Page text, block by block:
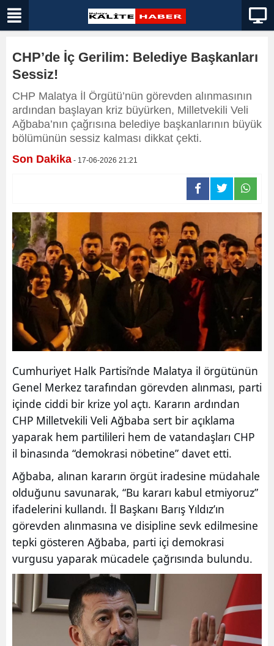
CHP’de İç Gerilim: Belediye Başkanları
Sessiz!
CHP Malatya İl Örgütü’nün görevden alınmasının
ardından başlayan kriz büyürken, Milletvekili Veli
Ağbaba’nın çağrısına belediye başkanlarının büyük
bölümünün sessiz kalması dikkat çekti.
Son Dakika - 17-06-2026 21:21
Cumhuriyet Halk Partisi’nde Malatya il örgütünün
Genel Merkez tarafından görevden alınması, parti
içinde ciddi bir krize yol açtı. Kararın ardından
CHP Milletvekili Veli Ağbaba sert bir açıklama
yaparak hem partilileri hem de vatandaşları CHP
il binasında “demokrasi nöbetine” davet etti.
Ağbaba, alınan kararın örgüt iradesine müdahale
olduğunu savunarak, “Bu kararı kabul etmiyoruz”
ifadelerini kullandı. İl Başkanı Barış Yıldız’ın
görevden alınmasına ve disipline sevk edilmesine
tepki gösteren Ağbaba, parti içi demokrasi
vurgusu yaparak mücadele çağrısında bulundu.